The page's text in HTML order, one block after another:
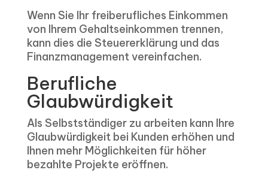
Wenn Sie Ihr freiberufliches Einkommen
von Ihrem Gehaltseinkommen trennen,
kann dies die Steuererklärung und das
Finanzmanagement vereinfachen.
Berufliche
Glaubwürdigkeit
Als Selbstständiger zu arbeiten kann Ihre
Glaubwürdigkeit bei Kunden erhöhen und
Ihnen mehr Möglichkeiten für höher
bezahlte Projekte eröffnen.